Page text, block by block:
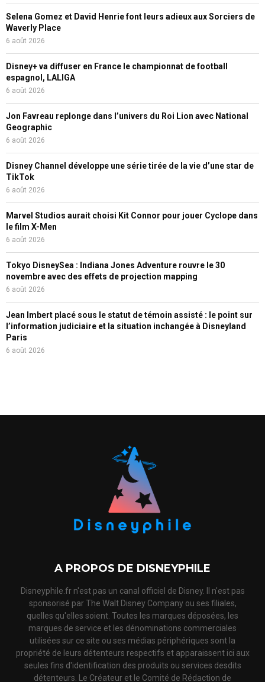
Selena Gomez et David Henrie font leurs adieux aux Sorciers de
Waverly Place
6 août 2026
Disney+ va diffuser en France le championnat de football
espagnol, LALIGA
6 août 2026
Jon Favreau replonge dans l’univers du Roi Lion avec National
Geographic
6 août 2026
Disney Channel développe une série tirée de la vie d’une star de
TikTok
6 août 2026
Marvel Studios aurait choisi Kit Connor pour jouer Cyclope dans
le film X-Men
6 août 2026
Tokyo DisneySea : Indiana Jones Adventure rouvre le 30
novembre avec des effets de projection mapping
6 août 2026
Jean Imbert placé sous le statut de témoin assisté : le point sur
l’information judiciaire et la situation inchangée à Disneyland
Paris
6 août 2026
A PROPOS DE DISNEYPHILE
Disneyphile.fr n'est pas un canal officiel de Disney. Il n'est pas
sponsorisé par The Walt Disney Company ou ses filiales,
quelles qu'elles soient. Toutes les marques déposées, les
marques de service et les dénominations commerciales
utilisées sur ce site ou ses médias périphériques sont la
propriété de leurs détenteurs respectifs et apparaissent ici aux
seules fins d'identification des produits ou services desdits
détenteurs. Le Créateur et le Comité de Rédaction de